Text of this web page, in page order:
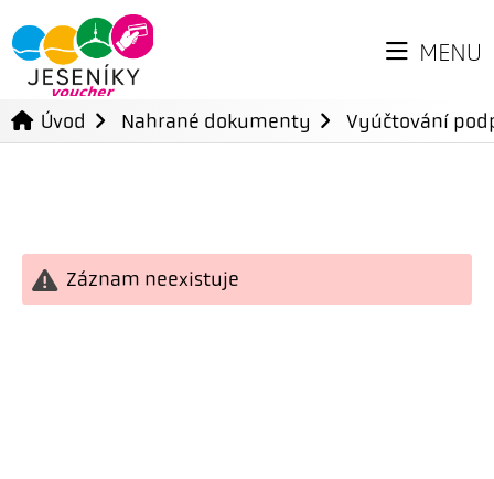
MENU
Úvod Nahrané dokumenty Vyúčtování
Záznam neexistuje